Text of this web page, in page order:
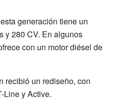
generación tiene un
y 280 CV. En algunos
con un motor diésel de
recibió un rediseño, con
Line y Active.